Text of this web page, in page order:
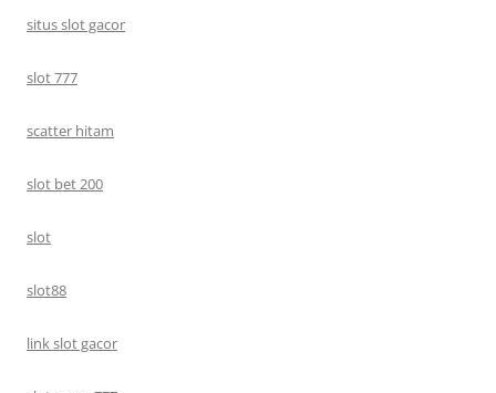
situs slot gacor
slot 777
scatter hitam
slot bet 200
slot
slot88
link slot gacor